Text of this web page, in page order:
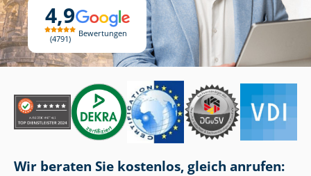
4,9
4791
Bewertungen
Wir beraten Sie kostenlos, gleich anrufen: